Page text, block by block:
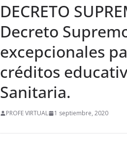
DECRETO
Decreto
excepcionales
créditos
Sanitaria.
PROFE VIRTUAL 1 septiembre, 2020